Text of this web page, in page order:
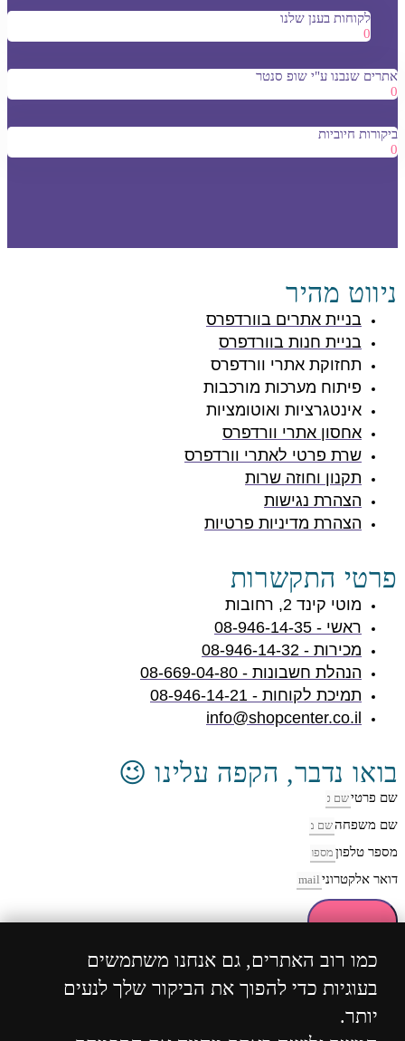
כמו רוב האתרים, גם אנחנו משתמשים
בעוגיות כדי להפוך את הביקור שלך לנעים
יותר.
לקוחות בענן שלנו
0
אתרים שנבנו ע"י שופ סנטר
0
ביקורות חיוביות
0
ניווט מהיר
בניית אתרים בוורדפרס
בניית חנות בוורדפרס
תחזוקת אתרי וורדפרס
פיתוח מערכות מורכבות
אינטגרציות ואוטומציות
אחסון אתרי וורדפרס
שרת פרטי לאתרי וורדפרס
תקנון וחוזה שרות
הצהרת נגישות
הצהרת מדיניות פרטיות
פרטי התקשרות
מוטי קינד 2, רחובות
ראשי - 08-946-14-35
מכירות - 08-946-14-32
הנהלת חשבונות - 08-669-04-80
תמיכת לקוחות - 08-946-14-21
info@shopcenter.co.il
בואו נדבר, הקפה עלינו 😉
שם פרטי
שם משפחה
מספר טלפון
דואר אלקטרוני
כל הזכויות שמורות 2004 - 2024 © ShopCenter